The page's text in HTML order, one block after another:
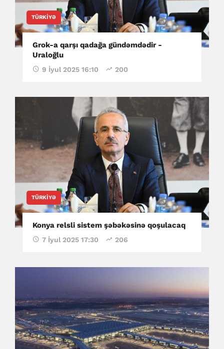
TÜRKIYƏ
Grok-a qarşı qadağa gündəmdədir -
Uraloğlu
9 İyul 2025 16:10 200
TÜRKIYƏ
Konya relsli sistem şəbəkəsinə qoşulacaq
7 İyul 2025 17:30 206